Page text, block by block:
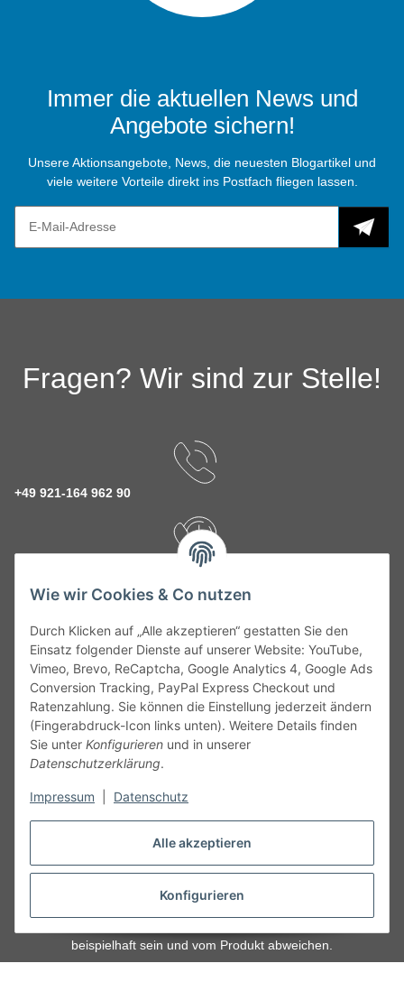
Alle akzeptieren
Konfigurieren
Wie wir Cookies & Co nutzen
Durch Klicken auf „Alle akzeptieren“ gestatten Sie den
Einsatz folgender Dienste auf unserer Website: YouTube,
Vimeo, Brevo, ReCaptcha, Google Analytics 4, Google Ads
Conversion Tracking, PayPal Express Checkout und
Ratenzahlung. Sie können die Einstellung jederzeit ändern
(Fingerabdruck-Icon links unten). Weitere Details finden
Sie unter Konfigurieren und in unserer
Datenschutzerklärung.
Impressum Datenschutz
Immer die aktuellen News und
Angebote sichern!
Unsere Aktionsangebote, News, die neuesten Blogartikel und
viele weitere Vorteile direkt ins Postfach fliegen lassen.
Fragen? Wir sind zur Stelle!
+49 921-164 962 90
kontakt@theo-schrauben.de
Service
Gesetzliche Informationen
Alle technischen Angaben ohne Gewähr. Irrtümer und fehlerhafte
Angaben vorbehalten. Wenn Sie Datenblätter oder spezielle
technische Eigenschaften benötigen, wenden Sie sich bitte an
beispielhaft sein und vom Produkt abweichen.